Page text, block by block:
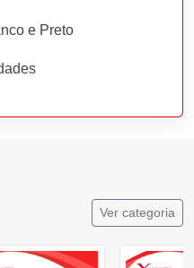
e Preto
Ver categoria